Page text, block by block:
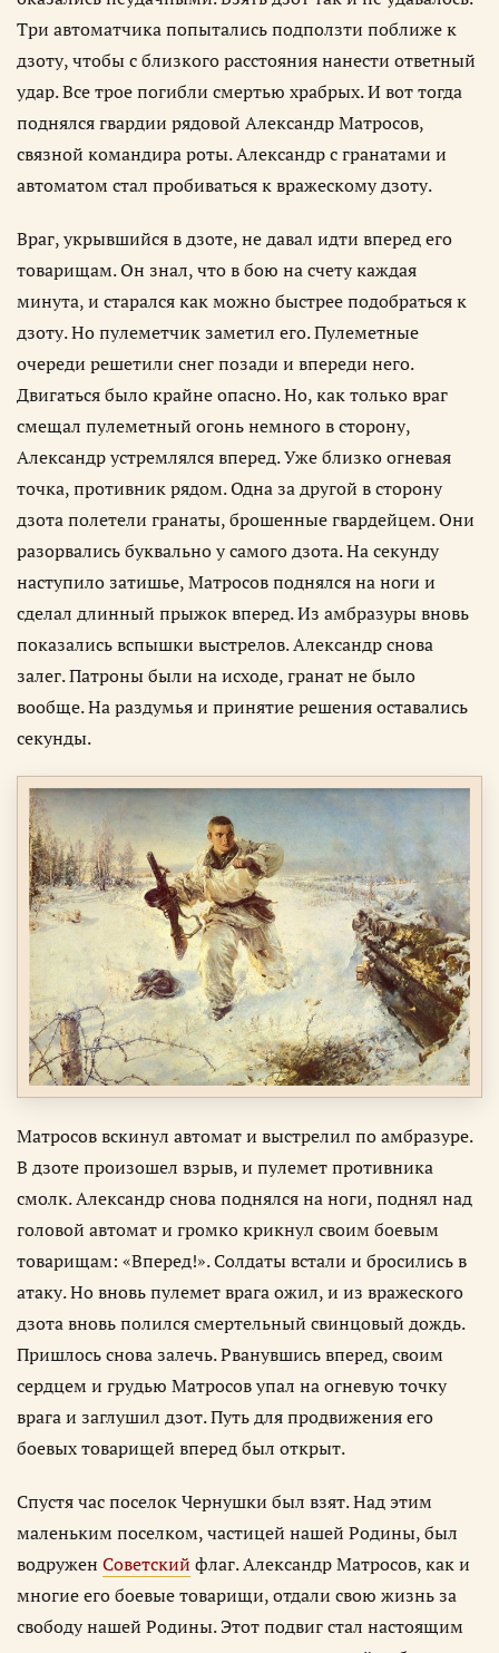
Три автоматчика попытались подползти поближе к
дзоту, чтобы с близкого расстояния нанести ответный
удар. Все трое погибли смертью храбрых. И вот тогда
поднялся гвардии рядовой Александр Матросов,
связной командира роты. Александр с гранатами и
автоматом стал пробиваться к вражескому дзоту.
Враг, укрывшийся в дзоте, не давал идти вперед его
товарищам. Он знал, что в бою на счету каждая
минута, и старался как можно быстрее подобраться к
дзоту. Но пулеметчик заметил его. Пулеметные
очереди решетили снег позади и впереди него.
Двигаться было крайне опасно. Но, как только враг
смещал пулеметный огонь немного в сторону,
Александр устремлялся вперед. Уже близко огневая
точка, противник рядом. Одна за другой в сторону
дзота полетели гранаты, брошенные гвардейцем. Они
разорвались буквально у самого дзота. На секунду
наступило затишье, Матросов поднялся на ноги и
сделал длинный прыжок вперед. Из амбразуры вновь
показались вспышки выстрелов. Александр снова
залег. Патроны были на исходе, гранат не было
вообще. На раздумья и принятие решения оставались
секунды.
Матросов вскинул автомат и выстрелил по амбразуре.
В дзоте произошел взрыв, и пулемет противника
смолк. Александр снова поднялся на ноги, поднял над
головой автомат и громко крикнул своим боевым
товарищам: «Вперед!». Солдаты встали и бросились в
атаку. Но вновь пулемет врага ожил, и из вражеского
дзота вновь полился смертельный свинцовый дождь.
Пришлось снова залечь. Рванувшись вперед, своим
сердцем и грудью Матросов упал на огневую точку
врага и заглушил дзот. Путь для продвижения его
боевых товарищей вперед был открыт.
Спустя час поселок Чернушки был взят. Над этим
маленьким поселком, частицей нашей Родины, был
водружен Советский флаг. Александр Матросов, как и
многие его боевые товарищи, отдали свою жизнь за
свободу нашей Родины. Этот подвиг стал настоящим